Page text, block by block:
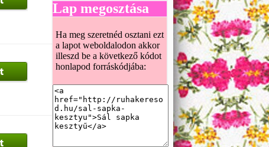
Lap megosztása
Ha meg szeretnéd osztani ezt
a lapot weboldalodon akkor
illeszd be a következő kódot
honlapod forráskódjába: